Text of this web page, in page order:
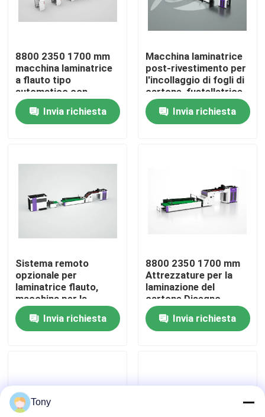
Casa.
Prodotti
visita della fabbrica
Contattaci
Notizie
Macchina del laminatore della flauto
8800 2350 1700 mm
macchina laminatrice
a flauto tipo
automatico con
sistema remoto
opzionale progettato
per l'industria
Invia richiesta
Macchina laminatrice
post-rivestimento per
l'incollaggio di fogli di
cartone, fustellatrice
automatica, aumenta
la velocità e la
precisione della
Invia richiesta
Sistema remoto
opzionale per
laminatrice flauto,
macchina per la
laminazione post-
rivestimento,
dimensioni 8800 x
Invia richiesta
8800 2350 1700 mm
Attrezzature per la
laminazione del
cartone Disegno
personalizzabile che
offre prestazioni di
laminazione e facile
Invia richiesta
Tony